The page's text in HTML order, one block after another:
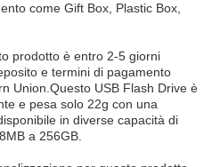
come Gift Box, Plastic Box,
prodotto è entro 2-5 giorni
e termini di pagamento
Union.Questo USB Flash Drive è
e pesa solo 22g con una
in diverse capacità di
a 256GB.